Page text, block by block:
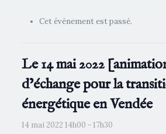
Cet évènement est passé.
Le 14 mai 2022
d’échange pour la
énergétique en Vendée
14 mai 2022 14h00 -17h30